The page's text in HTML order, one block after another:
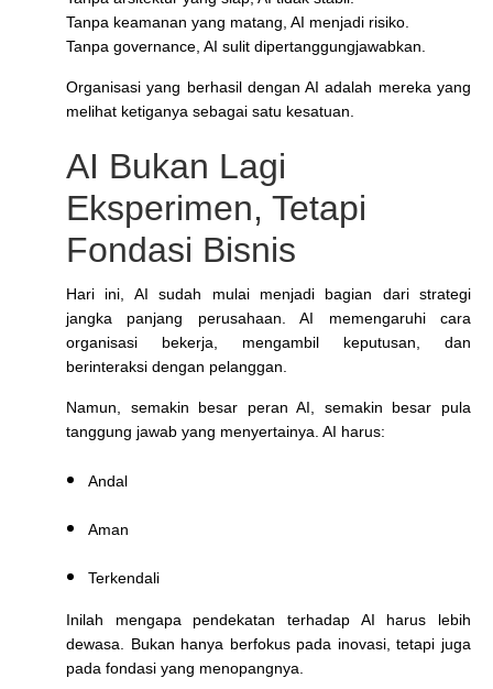
Tanpa keamanan yang matang, AI menjadi risiko.
Tanpa governance, AI sulit dipertanggungjawabkan.
Organisasi yang berhasil dengan AI adalah mereka yang
melihat ketiganya sebagai satu kesatuan.
AI Bukan Lagi
Eksperimen, Tetapi
Fondasi Bisnis
Hari ini, AI sudah mulai menjadi bagian dari strategi
jangka panjang perusahaan. AI memengaruhi cara
organisasi bekerja, mengambil keputusan, dan
berinteraksi dengan pelanggan.
Namun, semakin besar peran AI, semakin besar pula
tanggung jawab yang menyertainya. AI harus:
Andal
Aman
Terkendali
Inilah mengapa pendekatan terhadap AI harus lebih
dewasa. Bukan hanya berfokus pada inovasi, tetapi juga
pada fondasi yang menopangnya.